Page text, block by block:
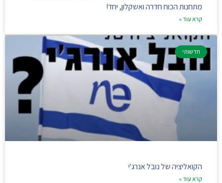
מתחנות הכוח חדרה ואשקלון, יחד!
קרא עוד »
חדשותי
הקואליציה של נובל אנרג'י
קרא עוד »